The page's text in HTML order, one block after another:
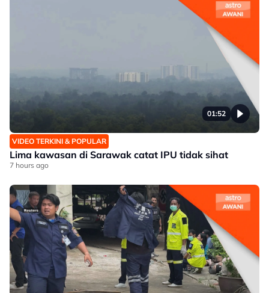
01:52
VIDEO TERKINI & POPULAR
Lima kawasan di Sarawak catat IPU tidak sihat
7 hours ago